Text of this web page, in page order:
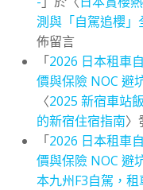
測與「自駕追櫻」
佈留言
「2026 日本租車
價與保險 NOC 避
〈2025 新宿車站
的新宿住宿指南〉
「2026 日本租車
價與保險 NOC 避
本九州F3自駕，